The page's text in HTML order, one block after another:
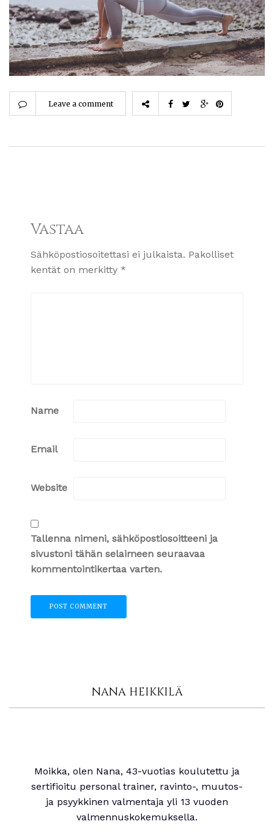
Leave a comment
Vastaa
Sähköpostiosoitettasi ei julkaista. Pakolliset
kentät on merkitty *
Name
Email
Website
Tallenna nimeni, sähköpostiosoitteeni ja
sivustoni tähän selaimeen seuraavaa
kommentointikertaa varten.
NANA HEIKKILÄ
Moikka, olen Nana, 43-vuotias koulutettu ja
sertifioitu personal trainer, ravinto-, muutos-
ja psyykkinen valmentaja yli 13 vuoden
valmennuskokemuksella.